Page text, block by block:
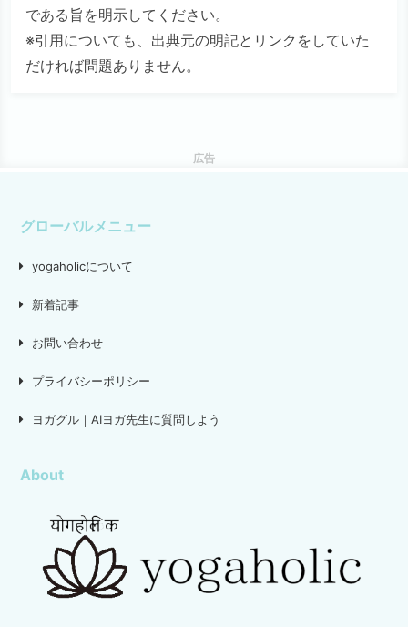
である旨を明示してください。
※引用についても、出典元の明記とリンクをしていた
だければ問題ありません。
広告
グローバルメニュー
yogaholicについて
新着記事
お問い合わせ
プライバシーポリシー
ヨガグル｜AIヨガ先生に質問しよう
About